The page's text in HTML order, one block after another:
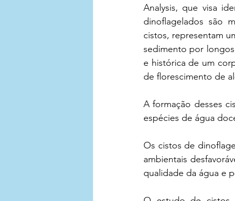
Analysis, que visa
dinoflagelados são
cistos, representam
sedimento por
e histórica de um
de florescimento de
A formação desses
espécies de água
Os cistos de
ambientais
qualidade da água e